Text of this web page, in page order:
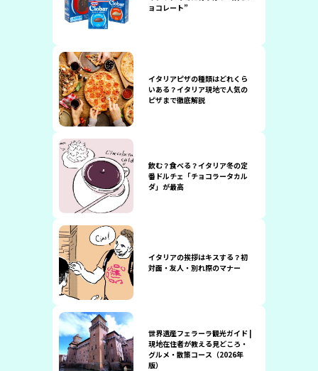
ョコレート”
イタリアピザの種類はどれくら
いある？イタリア現地で人気の
ピザまで徹底解説
飲む？食べる？イタリア冬の定
番ドルチェ「チョコラータカル
ダ」が最高
イタリアの挨拶はキスする？初
対面・友人・別れ際のマナー
世界遺産フェラーラ観光ガイド |
現地在住者が教える見どころ・
グルメ・散策コース（2026年
版）